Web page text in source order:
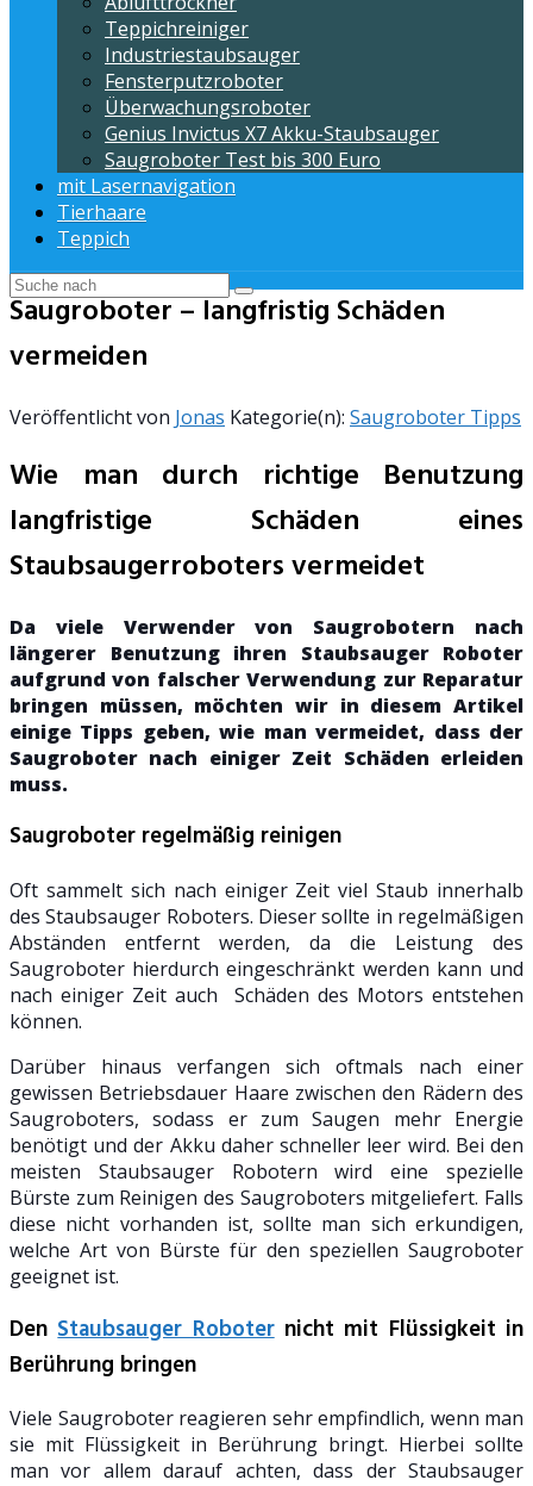
Teppichreiniger
Industriestaubsauger
Fensterputzroboter
Überwachungsroboter
Genius Invictus X7 Akku-Staubsauger
Saugroboter Test bis 300 Euro
mit Lasernavigation
Tierhaare
Teppich
Saugroboter – langfristig Schäden
vermeiden
Veröffentlicht von Jonas Kategorie(n): Saugroboter Tipps
Wie man durch richtige Benutzung
langfristige Schäden eines
Staubsaugerroboters vermeidet
Da viele Verwender von Saugrobotern nach
längerer Benutzung ihren Staubsauger Roboter
aufgrund von falscher Verwendung zur Reparatur
bringen müssen, möchten wir in diesem Artikel
einige Tipps geben, wie man vermeidet, dass der
Saugroboter nach einiger Zeit Schäden erleiden
muss.
Saugroboter regelmäßig reinigen
Oft sammelt sich nach einiger Zeit viel Staub innerhalb
des Staubsauger Roboters. Dieser sollte in regelmäßigen
Abständen entfernt werden, da die Leistung des
Saugroboter hierdurch eingeschränkt werden kann und
nach einiger Zeit auch Schäden des Motors entstehen
können.
Darüber hinaus verfangen sich oftmals nach einer
gewissen Betriebsdauer Haare zwischen den Rädern des
Saugroboters, sodass er zum Saugen mehr Energie
benötigt und der Akku daher schneller leer wird. Bei den
meisten Staubsauger Robotern wird eine spezielle
Bürste zum Reinigen des Saugroboters mitgeliefert. Falls
diese nicht vorhanden ist, sollte man sich erkundigen,
welche Art von Bürste für den speziellen Saugroboter
geeignet ist.
DenStaubsauger Roboternicht mit Flüssigkeit in
Berührung bringen
Viele Saugroboter reagieren sehr empfindlich, wenn man
sie mit Flüssigkeit in Berührung bringt. Hierbei sollte
man vor allem darauf achten, dass der Staubsauger